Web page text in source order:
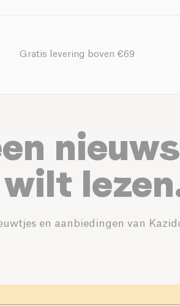
Gratis levering boven €69
en aanbiedingen van